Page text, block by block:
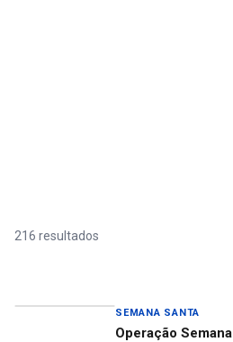
216 resultados
SEMANA SANTA
Operação